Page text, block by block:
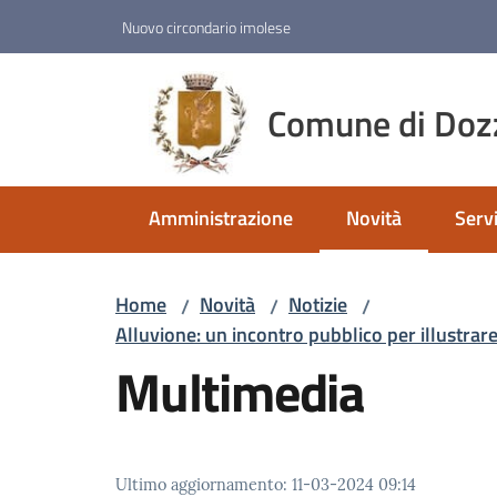
Nuovo circondario imolese
Comune di
Amministrazione Novità
Menu selezionato
Home / Novità / Notizie /
Alluvione: un incontro pubblico per
Multimedia
Ultimo aggiornamento: 11-03-2024 09:14